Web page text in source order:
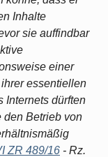
Inhalte
sie auffindbar
einer
essentiellen
Internets dürften
den Betrieb von
ZR 489/16 - Rz.